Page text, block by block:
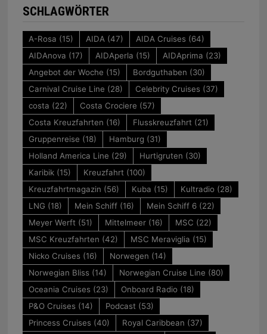
SCHLAGWÖRTER
A-Rosa (15) AIDA(47) AIDA Cruises (64)
AIDAnova (17) AIDAperla (15) AIDAprima (23)
Angebot der Woche (15) Bordguthaben (30)
Carnival Cruise Line (28) Celebrity Cruises (37)
costa (22) Costa Crociere (57)
Costa Kreuzfahrten (16) Flusskreuzfahrt(21)
Gruppenreise (18) Hamburg (31)
Holland America Line (29) Hurtigruten (30)
Karibik(15) Kreuzfahrt(100)
Kreuzfahrtmagazin (56) Kuba (15) Kultradio(28)
LNG (18) Mein Schiff(16) Mein Schiff 6(22)
Meyer Werft(51) Mittelmeer(16) MSC (22)
MSC Kreuzfahrten (42) MSC Meraviglia (15)
Nicko Cruises (16) Norwegen (14)
Norwegian Bliss (14) Norwegian Cruise Line (80)
Oceania Cruises (23) Onboard Radio(18)
P&O Cruises (14) Podcast(53)
Princess Cruises (40) Royal Caribbean (37)